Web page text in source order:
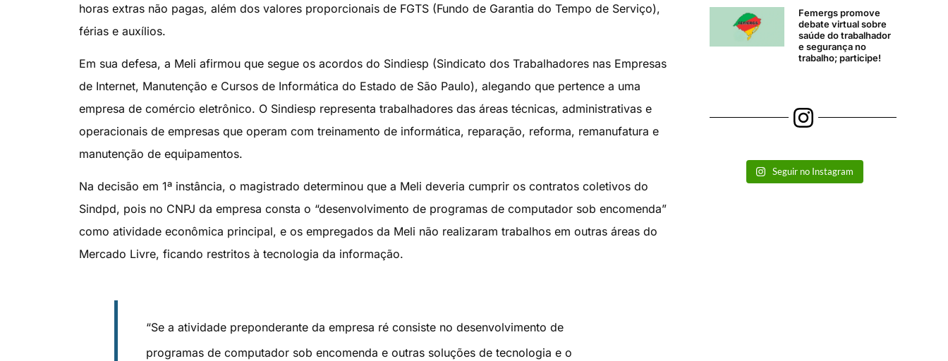
horas extras não pagas, além dos valores proporcionais de FGTS (Fundo de Garantia do Tempo de Serviço),
férias e auxílios.
Em sua defesa, a Meli afirmou que segue os acordos do Sindiesp (Sindicato dos Trabalhadores nas Empresas
de Internet, Manutenção e Cursos de Informática do Estado de São Paulo), alegando que pertence a uma
empresa de comércio eletrônico. O Sindiesp representa trabalhadores das áreas técnicas, administrativas e
operacionais de empresas que operam com treinamento de informática, reparação, reforma, remanufatura e
manutenção de equipamentos.
Na decisão em 1ª instância, o magistrado determinou que a Meli deveria cumprir os contratos coletivos do
Sindpd, pois no CNPJ da empresa consta o “desenvolvimento de programas de computador sob encomenda”
como atividade econômica principal, e os empregados da Meli não realizaram trabalhos em outras áreas do
Mercado Livre, ficando restritos à tecnologia da informação.
“Se a atividade preponderante da empresa ré consiste no desenvolvimento de
programas de computador sob encomenda e outras soluções de tecnologia e o
Femergs promove
debate virtual sobre
saúde do trabalhador
e segurança no
trabalho; participe!
Seguir no Instagram